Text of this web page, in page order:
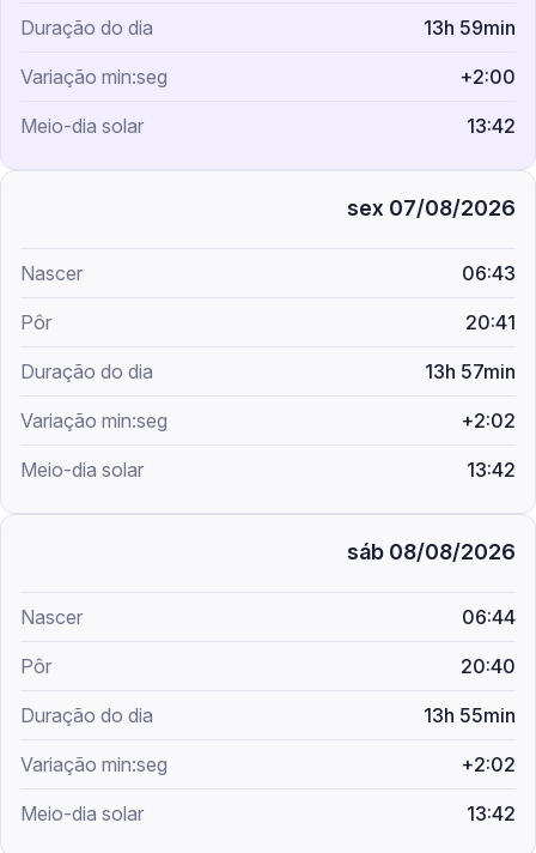
13h 59min
+2:00
13:42
sex 07/08/2026
06:43
20:41
13h 57min
+2:02
13:42
sáb 08/08/2026
06:44
20:40
13h 55min
+2:02
13:42